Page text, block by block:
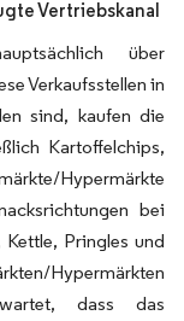
Vertriebskanal
über
Verkaufsstellen in
sind, kaufen die
Kartoffelchips,
Hypermärkte
bei
Pringles und
Hypermärkten
dass das